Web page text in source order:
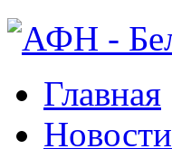
Главная
Новости